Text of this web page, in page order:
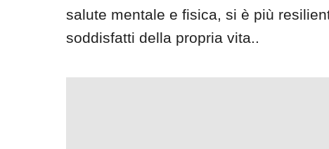
salute mentale e fisica, si è più
soddisfatti della propria vita..